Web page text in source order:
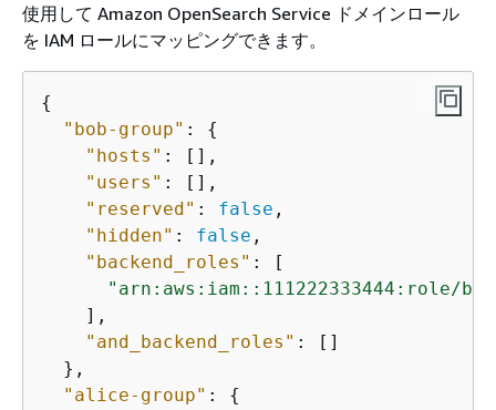
使用して Amazon OpenSearch Service ドメインロール
を IAM ロールにマッピングできます。
{
"bob-group" : {
"hosts" : [],
"users" : [],
"reserved" : false ,
"hidden" : false ,
"backend_roles" : [
"arn:aws:iam::111222333444:role/
    ],
"and_backend_roles" : []
  },
"alice-group" : {